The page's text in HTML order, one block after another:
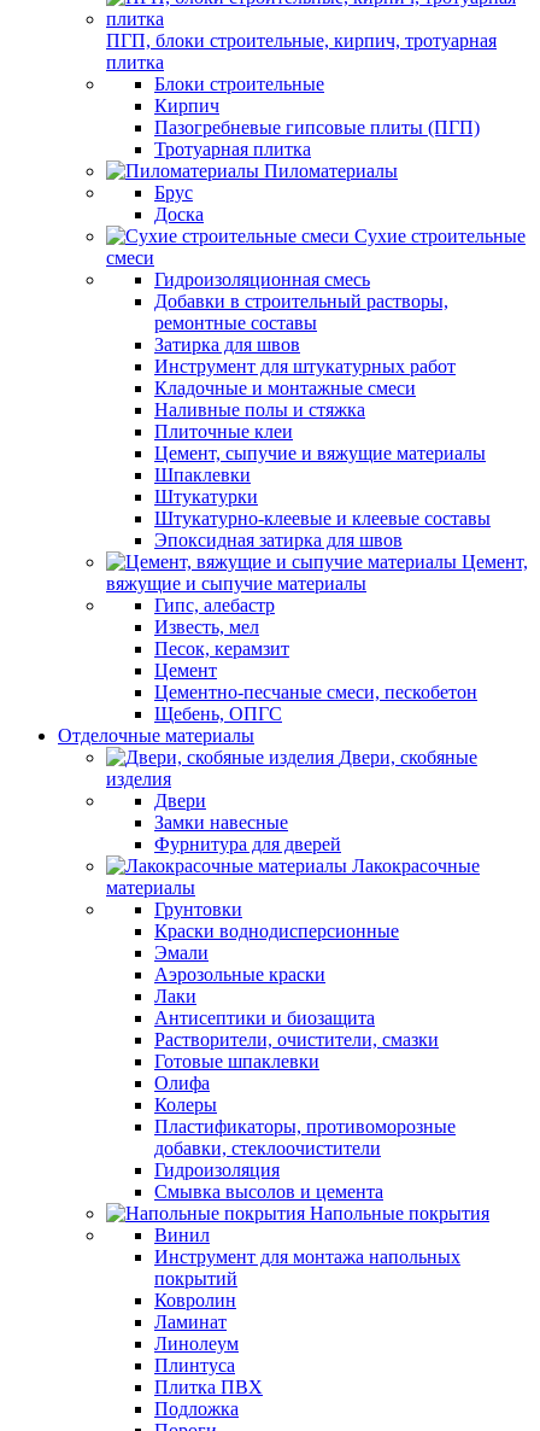
ПГП, блоки строительные, кирпич, тротуарная
плитка
Блоки строительные
Кирпич
Пазогребневые гипсовые плиты (ПГП)
Тротуарная плитка
Пиломатериалы
Брус
Доска
Сухие строительные
смеси
Гидроизоляционная смесь
Добавки в строительный растворы,
ремонтные составы
Затирка для швов
Инструмент для штукатурных работ
Кладочные и монтажные смеси
Наливные полы и стяжка
Плиточные клеи
Цемент, сыпучие и вяжущие материалы
Шпаклевки
Штукатурки
Штукатурно-клеевые и клеевые составы
Эпоксидная затирка для швов
Цемент,
вяжущие и сыпучие материалы
Гипс, алебастр
Известь, мел
Песок, керамзит
Цемент
Цементно-песчаные смеси, пескобетон
Щебень, ОПГС
Отделочные материалы
Двери, скобяные
изделия
Двери
Замки навесные
Фурнитура для дверей
Лакокрасочные
материалы
Грунтовки
Краски воднодисперсионные
Эмали
Аэрозольные краски
Лаки
Антисептики и биозащита
Растворители, очистители, смазки
Готовые шпаклевки
Олифа
Колеры
Пластификаторы, противоморозные
добавки, стеклоочистители
Гидроизоляция
Смывка высолов и цемента
Напольные покрытия
Винил
Инструмент для монтажа напольных
покрытий
Ковролин
Ламинат
Линолеум
Плинтуса
Плитка ПВХ
Подложка